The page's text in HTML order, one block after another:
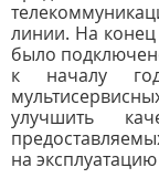
линии. На конец
было
к началу
улучшить
на